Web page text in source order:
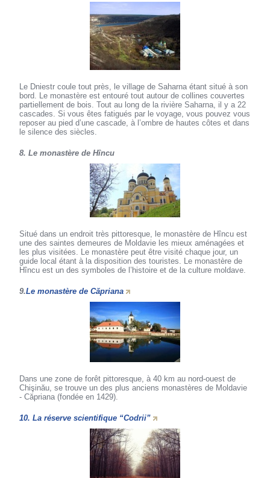
Le Dniestr coule tout près, le village de Saharna étant situé à son
bord. Le monastère est entouré tout autour de collines couvertes
partiellement de bois. Tout au long de la rivière Saharna, il y a 22
cascades. Si vous êtes fatigués par le voyage, vous pouvez vous
reposer au pied d’une cascade, à l’ombre de hautes côtes et dans
le silence des siècles.
8. Le monastère de Hîncu
Situé dans un endroit très pittoresque, le monastère de Hîncu est
une des saintes demeures de Moldavie les mieux aménagées et
les plus visitées. Le monastère peut être visité chaque jour, un
guide local étant à la disposition des touristes. Le monastère de
Hîncu est un des symboles de l’histoire et de la culture moldave.
9.Le monastère de Căpriana
Dans une zone de forêt pittoresque, à 40 km au nord-ouest de
Chişinău, se trouve un des plus anciens monastères de Moldavie
- Căpriana (fondée en 1429).
10. La réserve scientifique “Codrii”